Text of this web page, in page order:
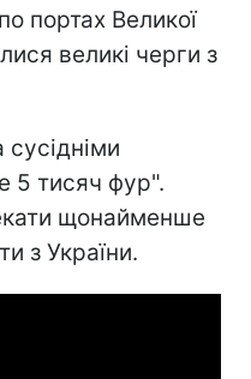
портах Великої
великі черги з
5 тисяч фур".
щонайменше
з України.